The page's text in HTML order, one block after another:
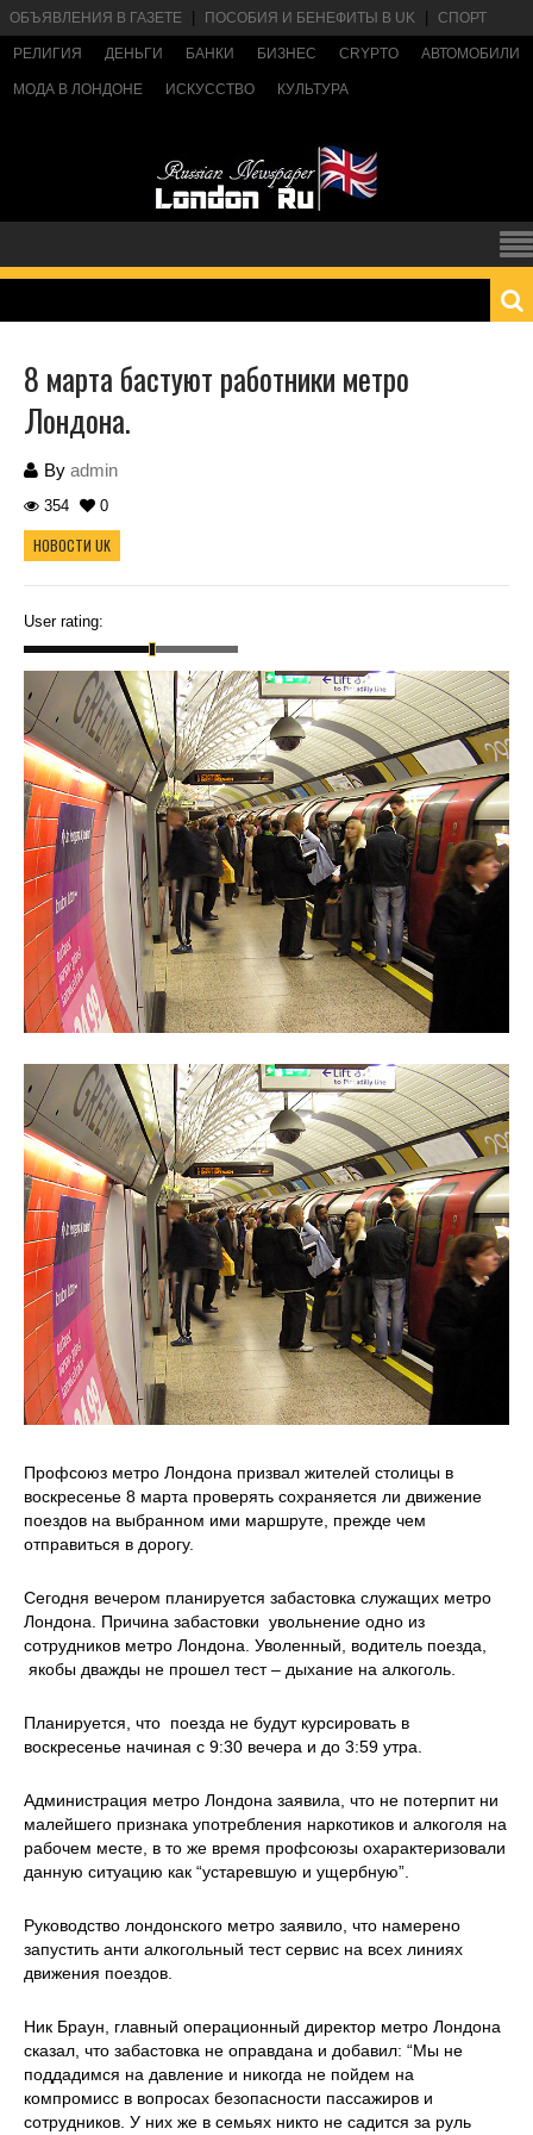
ОБЪЯВЛЕНИЯ В ГАЗЕТЕ ПОСОБИЯ И БЕНЕФИТЫ В UK СПОРТ
РЕЛИГИЯ ДЕНЬГИ БАНКИ БИЗНЕС CRYPTO АВТОМОБИЛИ
МОДА В ЛОНДОНЕ ИСКУССТВО КУЛЬТУРА
8 марта бастуют работники метро
Лондона.
By admin
354 0
НОВОСТИ UK
User rating:
Профсоюз метро Лондона призвал жителей столицы в
воскресенье 8 марта проверять сохраняется ли движение
поездов на выбранном ими маршруте, прежде чем
отправиться в дорогу.
Сегодня вечером планируется забастовка служащих метро
Лондона. Причина забастовки увольнение одно из
сотрудников метро Лондона. Уволенный, водитель поезда,
якобы дважды не прошел тест – дыхание на алкоголь.
Планируется, что поезда не будут курсировать в
воскресенье начиная с 9:30 вечера и до 3:59 утра.
Администрация метро Лондона заявила, что не потерпит ни
малейшего признака употребления наркотиков и алкоголя на
рабочем месте, в то же время профсоюзы охарактеризовали
данную ситуацию как “устаревшую и ущербную”.
Руководство лондонского метро заявило, что намерено
запустить анти алкогольный тест сервис на всех линиях
движения поездов.
Ник Браун, главный операционный директор метро Лондона
сказал, что забастовка не оправдана и добавил: “Мы не
поддадимся на давление и никогда не пойдем на
компромисс в вопросах безопасности пассажиров и
сотрудников. У них же в семьях никто не садится за руль